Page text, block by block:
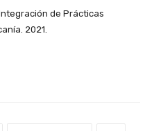
de Prácticas
2021.